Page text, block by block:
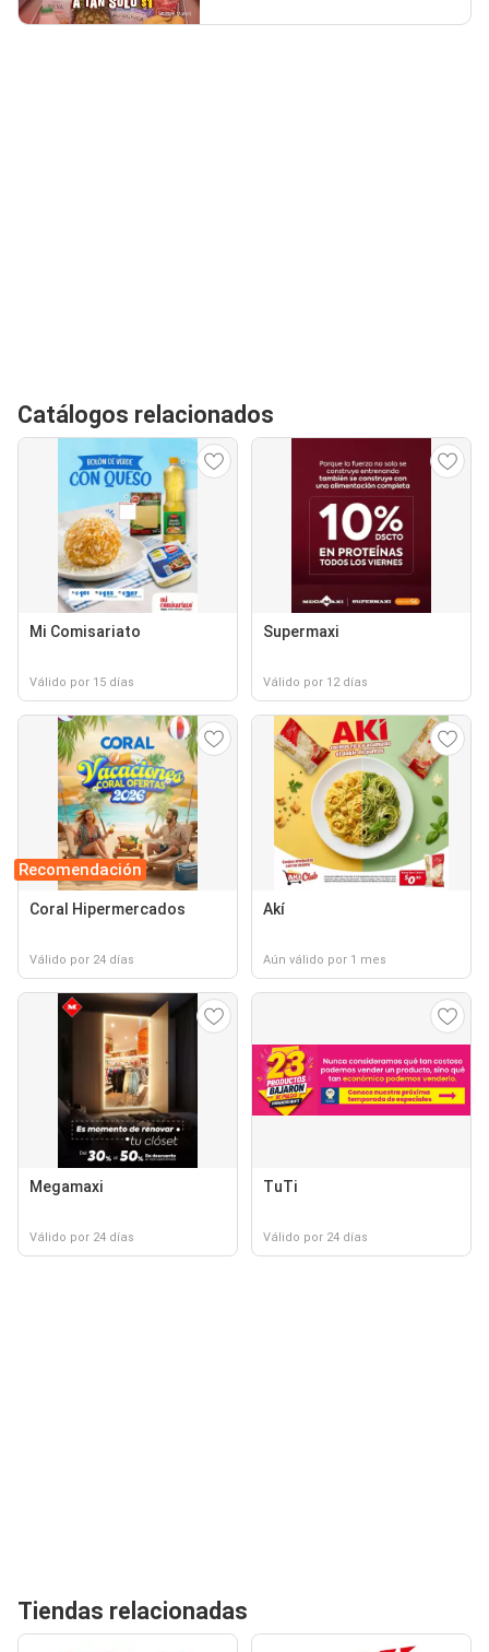
Catálogos relacionados
Mi Comisariato
Válido por 15 días
Supermaxi
Válido por 12 días
Recomendación
Coral Hipermercados
Válido por 24 días
Akí
Aún válido por 1 mes
Megamaxi
Válido por 24 días
TuTi
Válido por 24 días
Tiendas relacionadas